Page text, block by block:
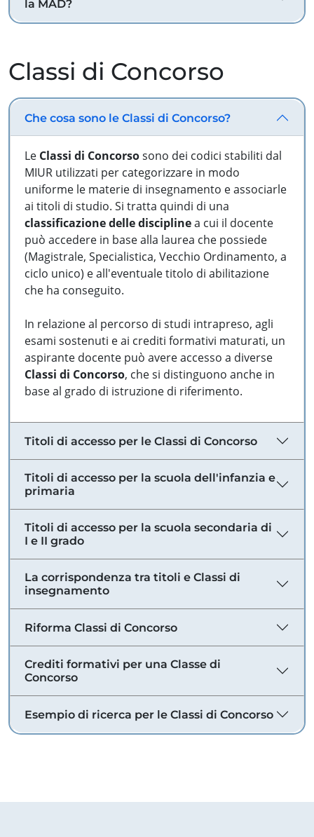
la MAD?
Classi di Concorso
Che cosa sono le Classi di Concorso?
Le Classi di Concorsosono dei codici stabiliti dal
MIUR utilizzati per categorizzare in modo
uniforme le materie di insegnamento e associarle
ai titoli di studio. Si tratta quindi di una
classificazione delle disciplinea cui il docente
può accedere in base alla laurea che possiede
(Magistrale, Specialistica, Vecchio Ordinamento, a
ciclo unico) e all'eventuale titolo di abilitazione
che ha conseguito.
In relazione al percorso di studi intrapreso, agli
esami sostenuti e ai crediti formativi maturati, un
aspirante docente può avere accesso a diverse
Classi di Concorso, che si distinguono anche in
base al grado di istruzione di riferimento.
Titoli di accesso per le Classi di Concorso
Titoli di accesso per la scuola dell'infanzia e
primaria
Titoli di accesso per la scuola secondaria di
I e II grado
La corrispondenza tra titoli e Classi di
insegnamento
Riforma Classi di Concorso
Crediti formativi per una Classe di
Concorso
Esempio di ricerca per le Classi di Concorso